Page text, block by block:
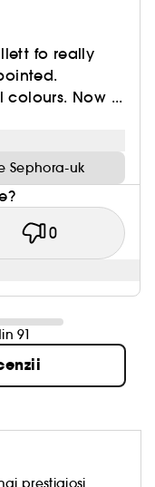
fo really
Now ...
Sephora-uk
0
91
prestigiosi